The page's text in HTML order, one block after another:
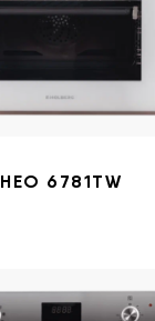
HEO 6781TW